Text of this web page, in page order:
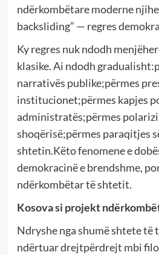
ndërkombëtare moderne
backsliding” — regres
Ky regres nuk ndodh
klasike. Ai ndodh
narrativës publike;përmes
institucionet;përmes kapjes
administratës;përmes
shoqërisë;përmes paraqitjes
shtetin.Këto fenomene e
demokracinë e brendshme,
ndërkombëtar të shtetit.
Kosova si projekt
Ndryshe nga shumë shtete të
ndërtuar drejtpërdrejt mbi